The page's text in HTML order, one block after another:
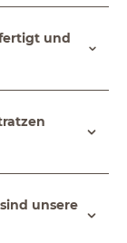
und
unsere